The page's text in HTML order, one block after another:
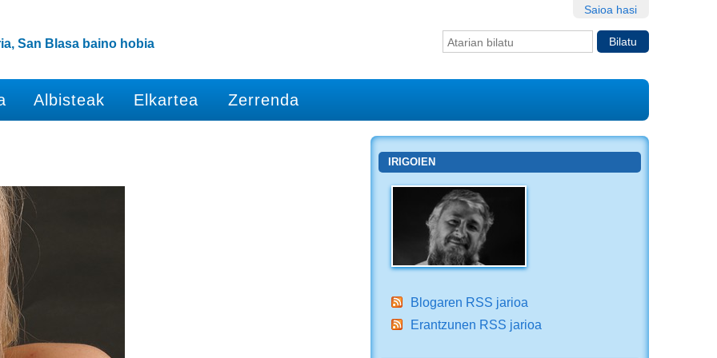
Saioa hasi
Bilatu atarian
San Blasa baino hobia
Albisteak Elkartea Zerrenda
IRIGOIEN
Blogaren RSS jarioa
Erantzunen RSS jarioa